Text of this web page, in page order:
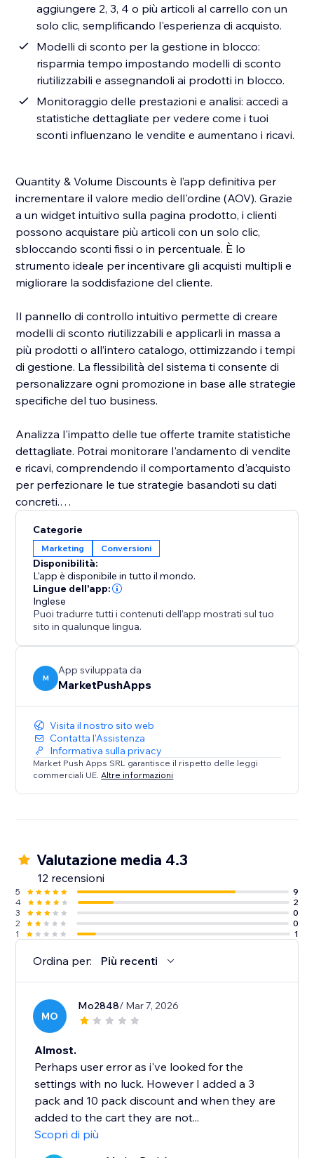
aggiungere 2, 3, 4 o più articoli al carrello con un
solo clic, semplificando l'esperienza di acquisto.
Modelli di sconto per la gestione in blocco:
risparmia tempo impostando modelli di sconto
riutilizzabili e assegnandoli ai prodotti in blocco.
Monitoraggio delle prestazioni e analisi: accedi a
statistiche dettagliate per vedere come i tuoi
sconti influenzano le vendite e aumentano i ricavi.
Quantity & Volume Discounts è l’app definitiva per
incrementare il valore medio dell'ordine (AOV). Grazie
a un widget intuitivo sulla pagina prodotto, i clienti
possono acquistare più articoli con un solo clic,
sbloccando sconti fissi o in percentuale. È lo
strumento ideale per incentivare gli acquisti multipli e
migliorare la soddisfazione del cliente.
Il pannello di controllo intuitivo permette di creare
modelli di sconto riutilizzabili e applicarli in massa a
più prodotti o all’intero catalogo, ottimizzando i tempi
di gestione. La flessibilità del sistema ti consente di
personalizzare ogni promozione in base alle strategie
specifiche del tuo business.
Analizza l'impatto delle tue offerte tramite statistiche
dettagliate. Potrai monitorare l'andamento di vendite
e ricavi, comprendendo il comportamento d'acquisto
per perfezionare le tue strategie basandoti su dati
concreti.
Perfettamente integrata nelle tue pagine prodotto,
Quantity & Volume Discounts ti aiuta a creare offerte
irresistibili in pochi istanti. Inizia oggi stesso a far
crescere il tuo fatturato!
Categorie
Marketing Conversioni
Disponibilità:
L'app è disponibile in tutto il mondo.
Lingue dell'app:
Inglese
Puoi tradurre tutti i contenuti dell'app mostrati sul tuo
sito in qualunque lingua.
M
App sviluppata da
MarketPushApps
Visita il nostro sito web
Contatta l'Assistenza
Informativa sulla privacy
Market Push Apps SRL garantisce il rispetto delle leggi
commerciali UE. Altre informazioni
Valutazione media 4.3
12 recensioni
5
9
4
2
3
0
2
0
1
1
Ordina per: Più recenti
MO
Mo2848/ Mar 7, 2026
Almost.
Perhaps user error as i've looked for the
settings with no luck. However I added a 3
pack and 10 pack discount and when they are
added to the cart they are not...
Scopri di più